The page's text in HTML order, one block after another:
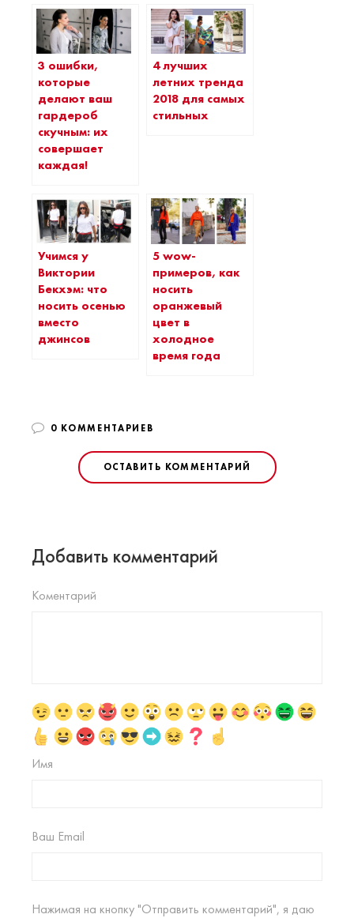
3 ошибки,
которые
делают ваш
гардероб
скучным: их
совершает
каждая!
4 лучших
летних тренда
2018 для самых
стильных
Учимся у
Виктории
Бекхэм: что
носить осенью
вместо
джинсов
5 wow-
примеров, как
носить
оранжевый
цвет в
холодное
время года
0 КОММЕНТАРИЕВ
ОСТАВИТЬ КОММЕНТАРИЙ
Добавить комментарий
Коментарий
Имя
Ваш Email
Нажимая на кнопку "Отправить комментарий", я даю